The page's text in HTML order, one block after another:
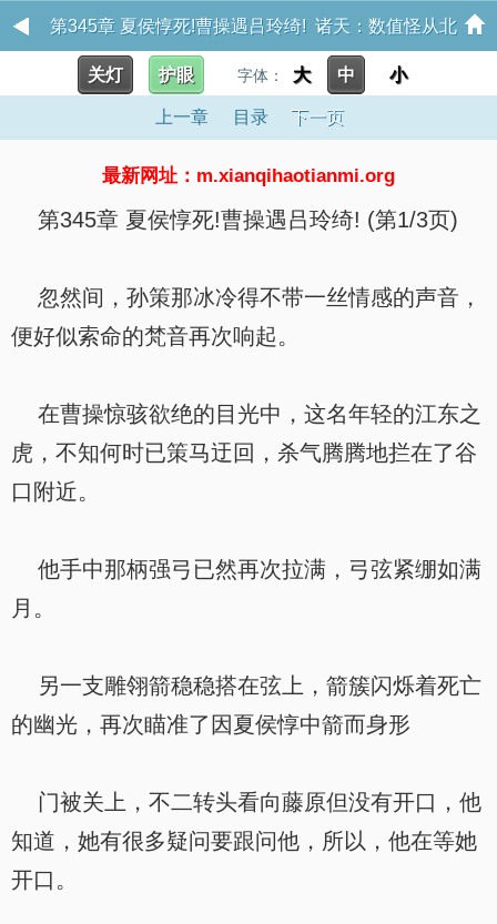
第345章 夏侯惇死!曹操遇吕玲绮! 诸天：数值怪从北
宋末年开始
关灯 护眼 字体： 大 中 小
上一章 目录 下一页
最新网址：m.xianqihaotianmi.org
第345章 夏侯惇死!曹操遇吕玲绮! (第1/3页)
忽然间，孙策那冰冷得不带一丝情感的声音，
便好似索命的梵音再次响起。
在曹操惊骇欲绝的目光中，这名年轻的江东之
虎，不知何时已策马迂回，杀气腾腾地拦在了谷
口附近。
他手中那柄强弓已然再次拉满，弓弦紧绷如满
月。
另一支雕翎箭稳稳搭在弦上，箭簇闪烁着死亡
的幽光，再次瞄准了因夏侯惇中箭而身形
门被关上，不二转头看向藤原但没有开口，他
知道，她有很多疑问要跟问他，所以，他在等她
开口。